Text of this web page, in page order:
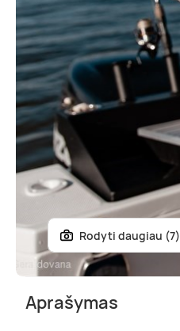
Rodyti daugiau (7)
Aprašymas